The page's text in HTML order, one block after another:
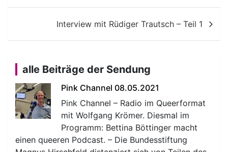
Interview mit Rüdiger Trautsch – Teil 1
alle Beiträge der Sendung
Pink Channel 08.05.2021
Pink Channel – Radio im Queerformat
mit Wolfgang Krömer. Diesmal im
Programm: Bettina Böttinger macht
einen queeren Podcast. – Die Bundesstiftung